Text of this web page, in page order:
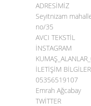
ADRESİMİZ
Seyitnizam
no/35
AVCI TEKSTİL
İNSTAGRAM
İLETİŞİM
05356519107
Emrah Ağcabay
TWİTTER